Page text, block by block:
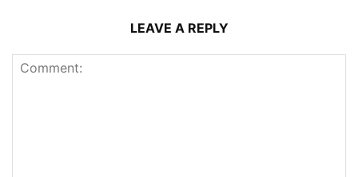
LEAVE A REPLY